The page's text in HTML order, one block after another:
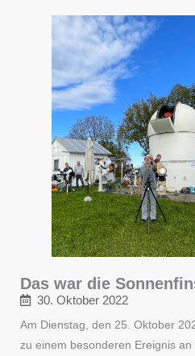
Das war die
30. Oktober 2022
Am Dienstag, den 25. Oktober
zu einem besonderen Ereignis